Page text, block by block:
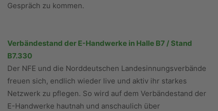
Gespräch zu kommen.
Verbändestand der E-Handwerke in Halle B7 / Stand
B7.330
Der NFE und die Norddeutschen Landesinnungsverbände
freuen sich, endlich wieder live und aktiv ihr starkes
Netzwerk zu pflegen. So wird auf dem Verbändestand der
E-Handwerke hautnah und anschaulich über